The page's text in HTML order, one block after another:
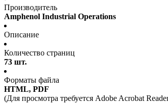
Производитель
Amphenol Industrial Operations
Описание
Количество страниц
73 шт.
Форматы файла
HTML, PDF
(Для просмотра требуется Adobe Acrobat